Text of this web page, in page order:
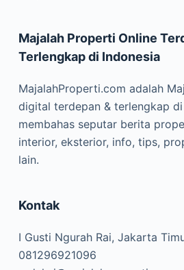
Majalah Properti Online
Terlengkap di Indonesia
MajalahProperti.com adalah
digital terdepan & terlengkap
membahas seputar berita
interior, eksterior, info, tips,
lain.
Kontak
I Gusti Ngurah Rai, Jakarta
081296921096